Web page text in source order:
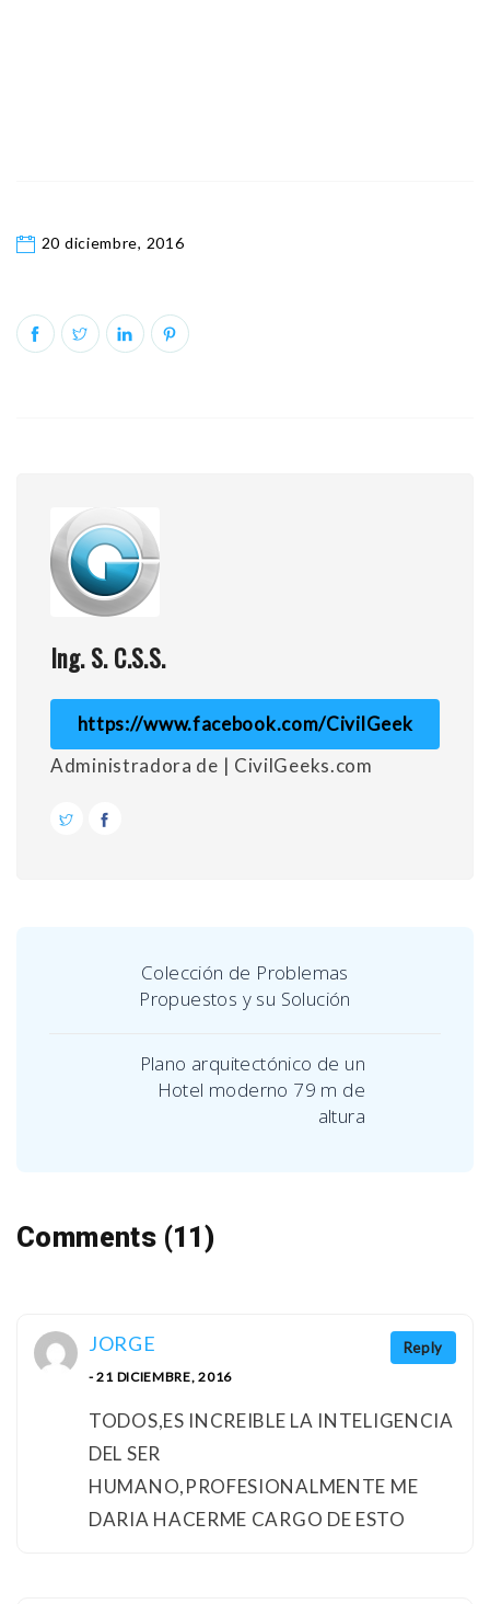
20 diciembre, 2016
Ing. S. C.S.S.
https://www.facebook.com/CivilGeek
Administradora de | CivilGeeks.com
Colección de Problemas
Propuestos y su Solución
Plano arquitectónico de un
Hotel moderno 79 m de
altura
Comments (11)
Reply
JORGE
- 21 DICIEMBRE, 2016
TODOS,ES INCREIBLE LA INTELIGENCIA
DEL SER
HUMANO,PROFESIONALMENTE ME
DARIA HACERME CARGO DE ESTO